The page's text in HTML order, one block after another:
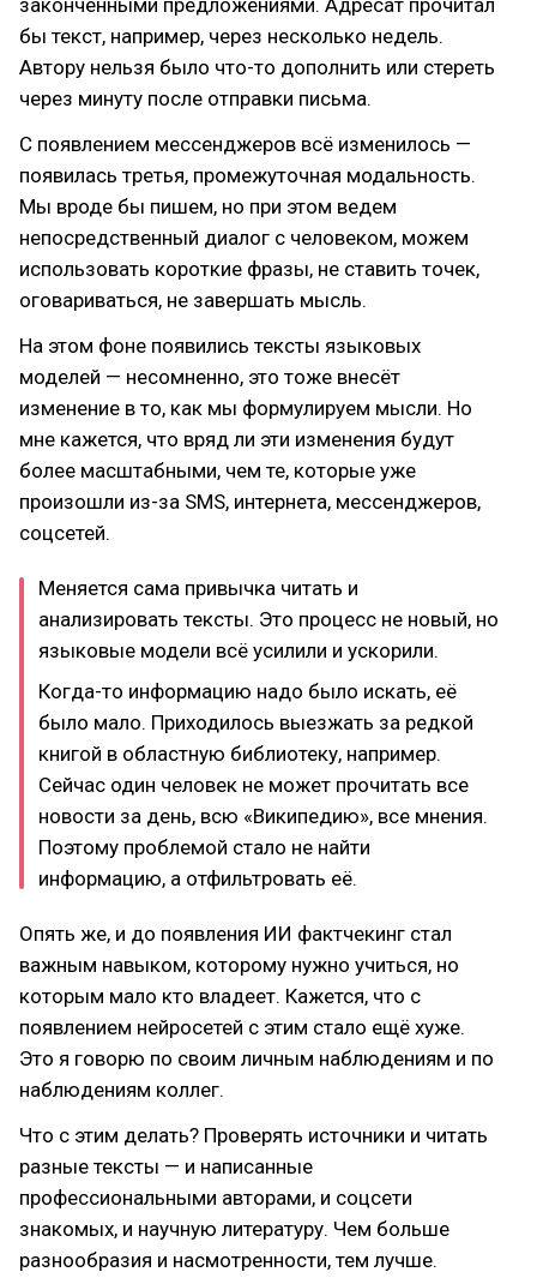
бы текст, например, через несколько недель.
Автору нельзя было что-то дополнить или стереть
через минуту после отправки письма.
С появлением мессенджеров всё изменилось —
появилась третья, промежуточная модальность.
Мы вроде бы пишем, но при этом ведем
непосредственный диалог с человеком, можем
использовать короткие фразы, не ставить точек,
оговариваться, не завершать мысль.
На этом фоне появились тексты языковых
моделей — несомненно, это тоже внесёт
изменение в то, как мы формулируем мысли. Но
мне кажется, что вряд ли эти изменения будут
более масштабными, чем те, которые уже
произошли из-за SMS, интернета, мессенджеров,
соцсетей.
Меняется сама привычка читать и
анализировать тексты. Это процесс не новый, но
языковые модели всё усилили и ускорили.
Когда-то информацию надо было искать, её
было мало. Приходилось выезжать за редкой
книгой в областную библиотеку, например.
Сейчас один человек не может прочитать все
новости за день, всю «Википедию», все мнения.
Поэтому проблемой стало не найти
информацию, а отфильтровать её.
Опять же, и до появления ИИ фактчекинг стал
важным навыком, которому нужно учиться, но
которым мало кто владеет. Кажется, что с
появлением нейросетей с этим стало ещё хуже.
Это я говорю по своим личным наблюдениям и по
наблюдениям коллег.
Что с этим делать? Проверять источники и читать
разные тексты — и написанные
профессиональными авторами, и соцсети
знакомых, и научную литературу. Чем больше
разнообразия и насмотренности, тем лучше.